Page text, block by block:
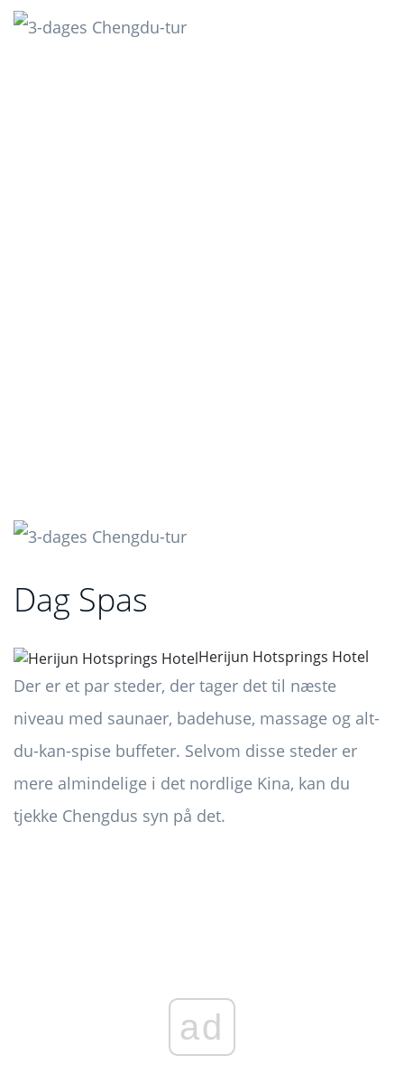
Dag Spas
Herijun Hotsprings Hotel
Der er et par steder, der tager det til næste
niveau med saunaer, badehuse, massage og alt-
du-kan-spise buffeter. Selvom disse steder er
mere almindelige i det nordlige Kina, kan du
tjekke Chengdus syn på det.
ad